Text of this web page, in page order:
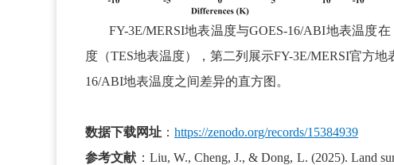
FY-3E/MERSI地表温度与GOES-16/ABI地表温度在
度（TES地表温度），第二列展示FY-3E/MERSI官方
16/ABI地表温度之间差异的直方图。
数据下载网址 ： https://zenodo.org/records/15384939
参考文献 ：Liu, W., Cheng, J., & Dong, L. (2025). Land